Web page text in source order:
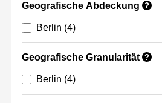
Geografische Abdeckung ?
Berlin (4)
Geografische Granularität ?
Berlin (4)